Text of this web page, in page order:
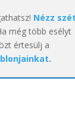
Nézz
még több esélyt
értesülj a
.